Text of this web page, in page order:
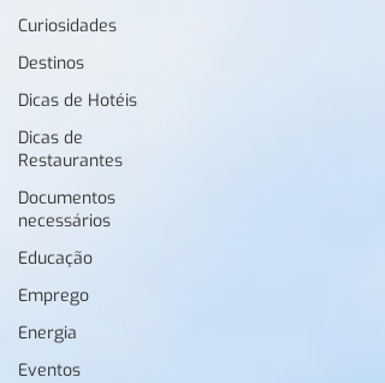
Curiosidades
Destinos
Dicas de Hotéis
Dicas de
Restaurantes
Documentos
necessários
Educação
Emprego
Energia
Eventos